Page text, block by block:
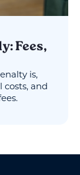
Fees,
is,
and